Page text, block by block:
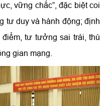
vững chắc”, đặc biệt coi
tư duy và hành động; định
tư tưởng sai trái, thù
gian mạng.